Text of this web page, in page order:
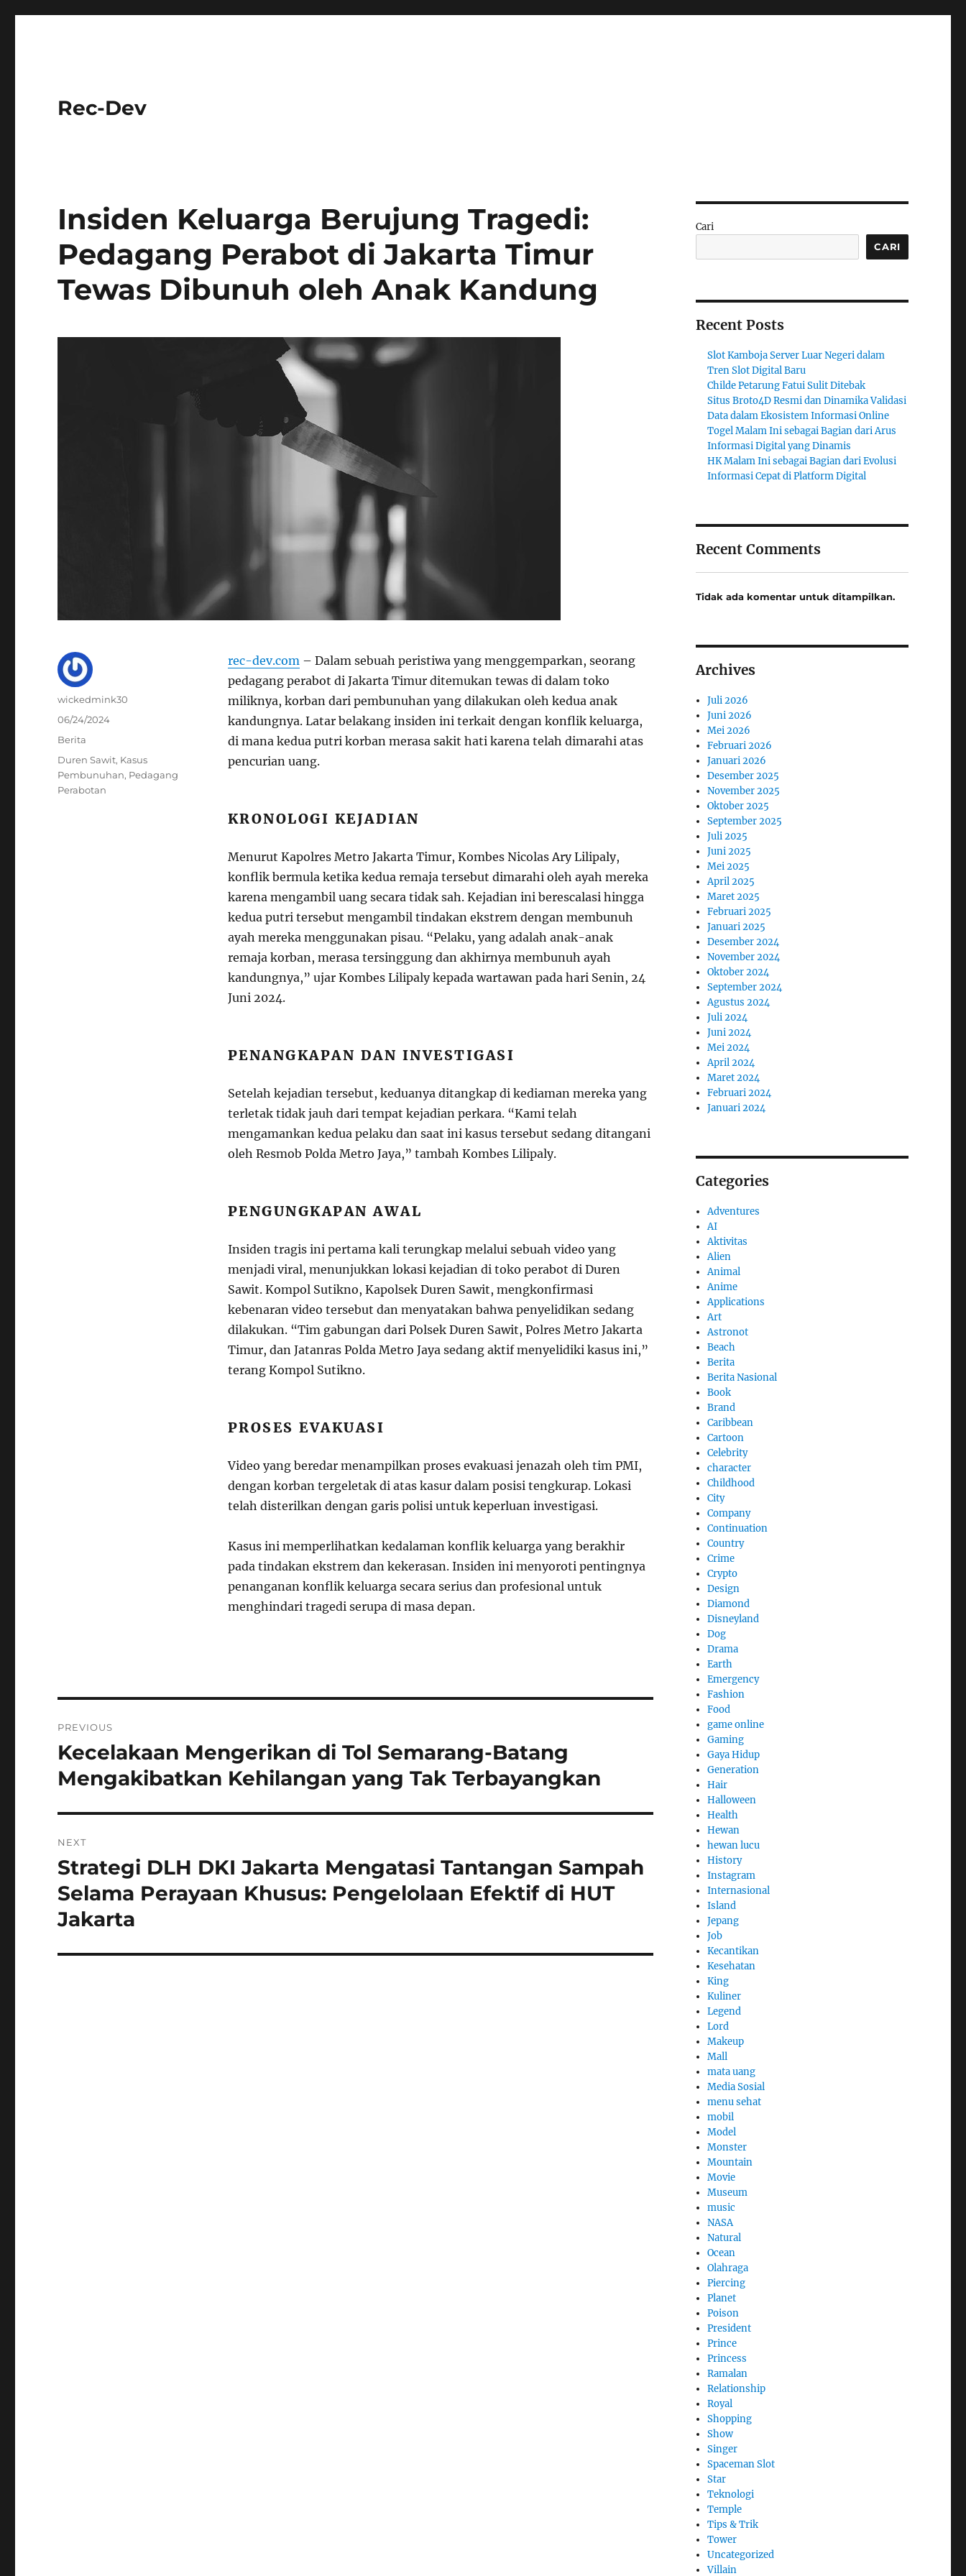
Rec-Dev
Insiden Keluarga Berujung Tragedi:
Pedagang Perabot di Jakarta Timur
Tewas Dibunuh oleh Anak Kandung
rec-dev.com– Dalam sebuah peristiwa yang menggemparkan, seorang
pedagang perabot di Jakarta Timur ditemukan tewas di dalam toko
miliknya, korban dari pembunuhan yang dilakukan oleh kedua anak
kandungnya. Latar belakang insiden ini terkait dengan konflik keluarga,
di mana kedua putri korban merasa sakit hati karena telah dimarahi atas
pencurian uang.
KRONOLOGI KEJADIAN
Menurut Kapolres Metro Jakarta Timur, Kombes Nicolas Ary Lilipaly,
konflik bermula ketika kedua remaja tersebut dimarahi oleh ayah mereka
karena mengambil uang secara tidak sah. Kejadian ini berescalasi hingga
kedua putri tersebut mengambil tindakan ekstrem dengan membunuh
ayah mereka menggunakan pisau. “Pelaku, yang adalah anak-anak
remaja korban, merasa tersinggung dan akhirnya membunuh ayah
kandungnya,” ujar Kombes Lilipaly kepada wartawan pada hari Senin, 24
Juni 2024.
PENANGKAPAN DAN INVESTIGASI
Setelah kejadian tersebut, keduanya ditangkap di kediaman mereka yang
terletak tidak jauh dari tempat kejadian perkara. “Kami telah
mengamankan kedua pelaku dan saat ini kasus tersebut sedang ditangani
oleh Resmob Polda Metro Jaya,” tambah Kombes Lilipaly.
PENGUNGKAPAN AWAL
Insiden tragis ini pertama kali terungkap melalui sebuah video yang
menjadi viral, menunjukkan lokasi kejadian di toko perabot di Duren
Sawit. Kompol Sutikno, Kapolsek Duren Sawit, mengkonfirmasi
kebenaran video tersebut dan menyatakan bahwa penyelidikan sedang
dilakukan. “Tim gabungan dari Polsek Duren Sawit, Polres Metro Jakarta
Timur, dan Jatanras Polda Metro Jaya sedang aktif menyelidiki kasus ini,”
terang Kompol Sutikno.
PROSES EVAKUASI
Video yang beredar menampilkan proses evakuasi jenazah oleh tim PMI,
dengan korban tergeletak di atas kasur dalam posisi tengkurap. Lokasi
telah disterilkan dengan garis polisi untuk keperluan investigasi.
Kasus ini memperlihatkan kedalaman konflik keluarga yang berakhir
pada tindakan ekstrem dan kekerasan. Insiden ini menyoroti pentingnya
penanganan konflik keluarga secara serius dan profesional untuk
menghindari tragedi serupa di masa depan.
Author
wickedmink30
Posted
06/24/2024
Categories
Berita
Tags
Duren Sawit, Kasus
Pembunuhan, Pedagang
Perabotan
pos
PREVIOUS
Previous
post:
Kecelakaan Mengerikan di Tol Semarang-Batang
Mengakibatkan Kehilangan yang Tak Terbayangkan
NEXT
Next
post:
Strategi DLH DKI Jakarta Mengatasi Tantangan Sampah
Selama Perayaan Khusus: Pengelolaan Efektif di HUT
Jakarta
Cari
CARI
Recent Posts
Slot Kamboja Server Luar Negeri dalam
Tren Slot Digital Baru
Childe Petarung Fatui Sulit Ditebak
Situs Broto4D Resmi dan Dinamika Validasi
Data dalam Ekosistem Informasi Online
Togel Malam Ini sebagai Bagian dari Arus
Informasi Digital yang Dinamis
HK Malam Ini sebagai Bagian dari Evolusi
Informasi Cepat di Platform Digital
Recent Comments
Tidak ada komentar untuk ditampilkan.
Archives
Juli 2026
Juni 2026
Mei 2026
Februari 2026
Januari 2026
Desember 2025
November 2025
Oktober 2025
September 2025
Juli 2025
Juni 2025
Mei 2025
April 2025
Maret 2025
Februari 2025
Januari 2025
Desember 2024
November 2024
Oktober 2024
September 2024
Agustus 2024
Juli 2024
Juni 2024
Mei 2024
April 2024
Maret 2024
Februari 2024
Januari 2024
Categories
Adventures
AI
Aktivitas
Alien
Animal
Anime
Applications
Art
Astronot
Beach
Berita
Berita Nasional
Book
Brand
Caribbean
Cartoon
Celebrity
character
Childhood
City
Company
Continuation
Country
Crime
Crypto
Design
Diamond
Disneyland
Dog
Drama
Earth
Emergency
Fashion
Food
game online
Gaming
Gaya Hidup
Generation
Hair
Halloween
Health
Hewan
hewan lucu
History
Instagram
Internasional
Island
Jepang
Job
Kecantikan
Kesehatan
King
Kuliner
Legend
Lord
Makeup
Mall
mata uang
Media Sosial
menu sehat
mobil
Model
Monster
Mountain
Movie
Museum
music
NASA
Natural
Ocean
Olahraga
Piercing
Planet
Poison
President
Prince
Princess
Ramalan
Relationship
Royal
Shopping
Show
Singer
Spaceman Slot
Star
Teknologi
Temple
Tips & Trik
Tower
Uncategorized
Villain